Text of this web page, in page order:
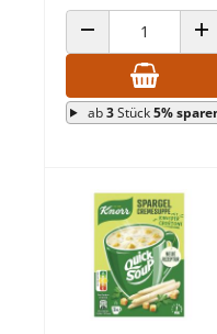
ANZAHL VERRINGERN
ab3Stück5%